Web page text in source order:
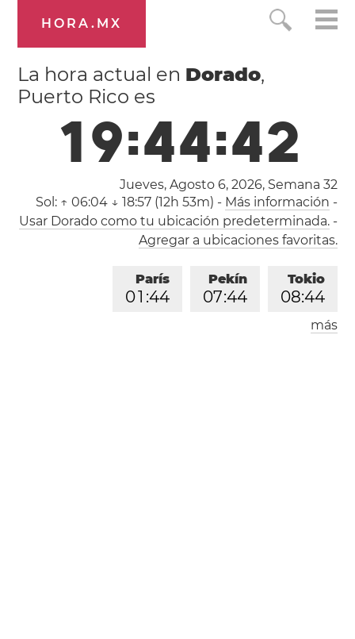
HORA.MX
La hora actual en Dorado,
Puerto Rico es
19:44:43
Jueves, Agosto 6, 2026, Semana 32
Sol: ↑ 06:04 ↓ 18:57 (12h 53m) - Más información -
Usar Dorado como tu ubicación predeterminada.-
Agregar a ubicaciones favoritas.
Tokio
08:44
Pekín
07:44
París
01 :44
Londres
más